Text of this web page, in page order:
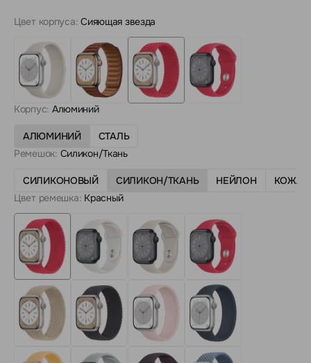
Цвет корпуса: Сияющая звезда
Корпус: Алюминий
АЛЮМИНИЙ
СТАЛЬ
Ремешок: Силикон/Ткань
СИЛИКОНОВЫЙ СИЛИКОН/ТКАНЬ НЕЙЛОН
КОЖА
Цвет ремешка: Красный